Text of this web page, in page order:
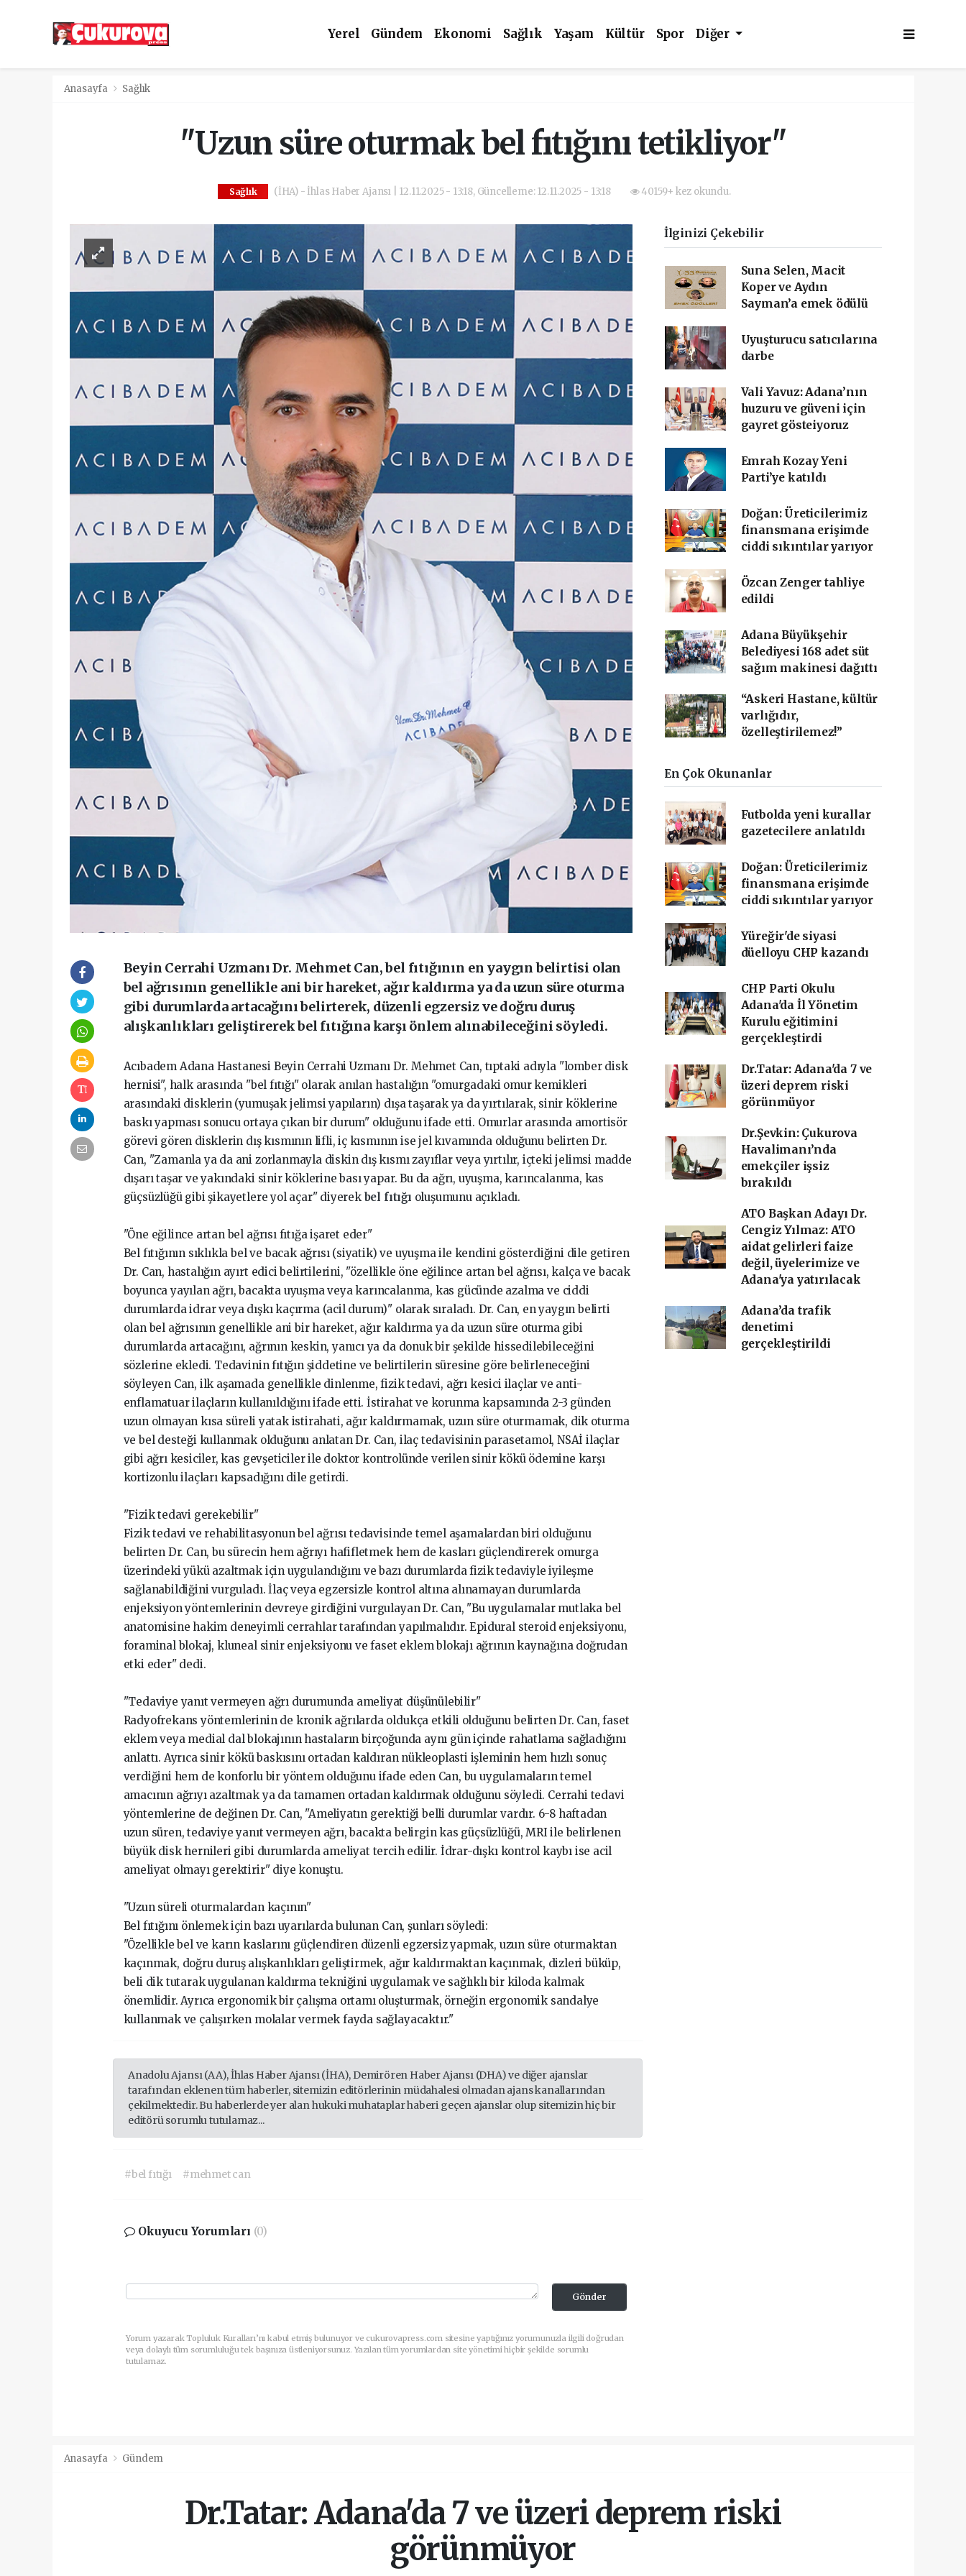
Yerel Gündem Ekonomi Sağlık Yaşam Kültür Spor Diğer
Anasayfa Sağlık
"Uzun süre oturmak bel fıtığını tetikliyor"
Sağlık (İHA) - İhlas Haber Ajansı | 12.11.2025 - 13:18, Güncelleme: 12.11.2025 - 13:18 40159+ kez okundu.
Beyin Cerrahi Uzmanı Dr. Mehmet Can, bel fıtığının en yaygın belirtisi olan
bel ağrısının genellikle ani bir hareket, ağır kaldırma ya da uzun süre oturma
gibi durumlarda artacağını belirterek, düzenli egzersiz ve doğru duruş
alışkanlıkları geliştirerek bel fıtığına karşı önlem alınabileceğini söyledi.
Acıbadem Adana Hastanesi Beyin Cerrahi Uzmanı Dr. Mehmet Can, tıptaki adıyla "lomber disk
hernisi", halk arasında "bel fıtığı" olarak anılan hastalığın "omurgadaki omur kemikleri
arasındaki disklerin (yumuşak jelimsi yapıların) dışa taşarak ya da yırtılarak, sinir köklerine
baskı yapması sonucu ortaya çıkan bir durum" olduğunu ifade etti. Omurlar arasında amortisör
görevi gören disklerin dış kısmının lifli, iç kısmının ise jel kıvamında olduğunu belirten Dr.
Can, "Zamanla ya da ani zorlanmayla diskin dış kısmı zayıflar veya yırtılır, içteki jelimsi madde
dışarı taşar ve yakındaki sinir köklerine bası yapar. Bu da ağrı, uyuşma, karıncalanma, kas
güçsüzlüğü gibi şikayetlere yol açar" diyerek bel fıtığı oluşumunu açıkladı.
"Öne eğilince artan bel ağrısı fıtığa işaret eder"
Bel fıtığının sıklıkla bel ve bacak ağrısı (siyatik) ve uyuşma ile kendini gösterdiğini dile getiren
Dr. Can, hastalığın ayırt edici belirtilerini, "özellikle öne eğilince artan bel ağrısı, kalça ve bacak
boyunca yayılan ağrı, bacakta uyuşma veya karıncalanma, kas gücünde azalma ve ciddi
durumlarda idrar veya dışkı kaçırma (acil durum)" olarak sıraladı. Dr. Can, en yaygın belirti
olan bel ağrısının genellikle ani bir hareket, ağır kaldırma ya da uzun süre oturma gibi
durumlarda artacağını, ağrının keskin, yanıcı ya da donuk bir şekilde hissedilebileceğini
sözlerine ekledi. Tedavinin fıtığın şiddetine ve belirtilerin süresine göre belirleneceğini
söyleyen Can, ilk aşamada genellikle dinlenme, fizik tedavi, ağrı kesici ilaçlar ve anti-
enflamatuar ilaçların kullanıldığını ifade etti. İstirahat ve korunma kapsamında 2-3 günden
uzun olmayan kısa süreli yatak istirahati, ağır kaldırmamak, uzun süre oturmamak, dik oturma
ve bel desteği kullanmak olduğunu anlatan Dr. Can, ilaç tedavisinin parasetamol, NSAİ ilaçlar
gibi ağrı kesiciler, kas gevşeticiler ile doktor kontrolünde verilen sinir kökü ödemine karşı
kortizonlu ilaçları kapsadığını dile getirdi.
"Fizik tedavi gerekebilir"
Fizik tedavi ve rehabilitasyonun bel ağrısı tedavisinde temel aşamalardan biri olduğunu
belirten Dr. Can, bu sürecin hem ağrıyı hafifletmek hem de kasları güçlendirerek omurga
üzerindeki yükü azaltmak için uygulandığını ve bazı durumlarda fizik tedaviyle iyileşme
sağlanabildiğini vurguladı. İlaç veya egzersizle kontrol altına alınamayan durumlarda
enjeksiyon yöntemlerinin devreye girdiğini vurgulayan Dr. Can, "Bu uygulamalar mutlaka bel
anatomisine hakim deneyimli cerrahlar tarafından yapılmalıdır. Epidural steroid enjeksiyonu,
foraminal blokaj, kluneal sinir enjeksiyonu ve faset eklem blokajı ağrının kaynağına doğrudan
etki eder" dedi.
"Tedaviye yanıt vermeyen ağrı durumunda ameliyat düşünülebilir"
Radyofrekans yöntemlerinin de kronik ağrılarda oldukça etkili olduğunu belirten Dr. Can, faset
eklem veya medial dal blokajının hastaların birçoğunda aynı gün içinde rahatlama sağladığını
anlattı. Ayrıca sinir kökü baskısını ortadan kaldıran nükleoplasti işleminin hem hızlı sonuç
verdiğini hem de konforlu bir yöntem olduğunu ifade eden Can, bu uygulamaların temel
amacının ağrıyı azaltmak ya da tamamen ortadan kaldırmak olduğunu söyledi. Cerrahi tedavi
yöntemlerine de değinen Dr. Can, "Ameliyatın gerektiği belli durumlar vardır. 6-8 haftadan
uzun süren, tedaviye yanıt vermeyen ağrı, bacakta belirgin kas güçsüzlüğü, MRI ile belirlenen
büyük disk hernileri gibi durumlarda ameliyat tercih edilir. İdrar-dışkı kontrol kaybı ise acil
ameliyat olmayı gerektirir" diye konuştu.
"Uzun süreli oturmalardan kaçının"
Bel fıtığını önlemek için bazı uyarılarda bulunan Can, şunları söyledi:
"Özellikle bel ve karın kaslarını güçlendiren düzenli egzersiz yapmak, uzun süre oturmaktan
kaçınmak, doğru duruş alışkanlıkları geliştirmek, ağır kaldırmaktan kaçınmak, dizleri büküp,
beli dik tutarak uygulanan kaldırma tekniğini uygulamak ve sağlıklı bir kiloda kalmak
önemlidir. Ayrıca ergonomik bir çalışma ortamı oluşturmak, örneğin ergonomik sandalye
kullanmak ve çalışırken molalar vermek fayda sağlayacaktır."
Anadolu Ajansı (AA), İhlas Haber Ajansı (İHA), Demirören Haber Ajansı (DHA) ve diğer ajanslar
tarafından eklenen tüm haberler, sitemizin editörlerinin müdahalesi olmadan ajans kanallarından
çekilmektedir. Bu haberlerde yer alan hukuki muhataplar haberi geçen ajanslar olup sitemizin hiç bir
editörü sorumlu tutulamaz...
#bel fıtığı #mehmet can
Okuyucu Yorumları (0)
Gönder
Yorum yazarak Topluluk Kuralları’nı kabul etmiş bulunuyor ve cukurovapress.com sitesine yaptığınız yorumunuzla ilgili doğrudan
veya dolaylı tüm sorumluluğu tek başınıza üstleniyorsunuz. Yazılan tüm yorumlardan site yönetimi hiçbir şekilde sorumlu
tutulamaz.
İlginizi Çekebilir
Suna Selen, Macit
Koper ve Aydın
Sayman’a emek ödülü
Uyuşturucu satıcılarına
darbe
Vali Yavuz: Adana’nın
huzuru ve güveni için
gayret gösteiyoruz
Emrah Kozay Yeni
Parti’ye katıldı
Doğan: Üreticilerimiz
finansmana erişimde
ciddi sıkıntılar yarıyor
Özcan Zenger tahliye
edildi
Adana Büyükşehir
Belediyesi 168 adet süt
sağım makinesi dağıttı
“Askeri Hastane, kültür
varlığıdır,
özelleştirilemez!”
En Çok Okunanlar
Futbolda yeni kurallar
gazetecilere anlatıldı
Doğan: Üreticilerimiz
finansmana erişimde
ciddi sıkıntılar yarıyor
Yüreğir'de siyasi
düelloyu CHP kazandı
CHP Parti Okulu
Adana'da İl Yönetim
Kurulu eğitimini
gerçekleştirdi
Dr.Tatar: Adana'da 7 ve
üzeri deprem riski
görünmüyor
Dr.Şevkin: Çukurova
Havalimanı’nda
emekçiler işsiz
bırakıldı
ATO Başkan Adayı Dr.
Cengiz Yılmaz: ATO
aidat gelirleri faize
değil, üyelerimize ve
Adana'ya yatırılacak
Adana’da trafik
denetimi
gerçekleştirildi
Anasayfa Gündem
Dr.Tatar: Adana'da 7 ve üzeri deprem riski
görünmüyor